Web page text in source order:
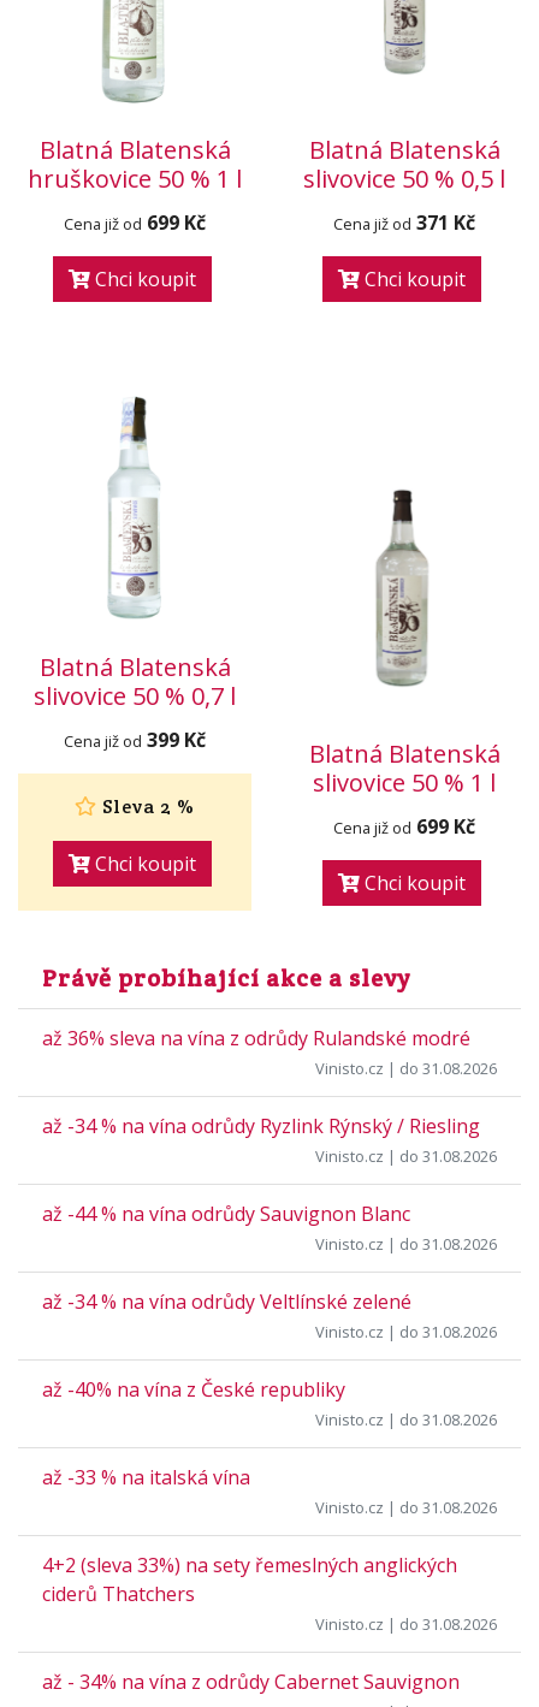
Blatná Blatenská
hruškovice 50 % 1 l
Cena již od 699 Kč
Chci koupit
Blatná Blatenská
slivovice 50 % 0,5 l
Cena již od 371 Kč
Chci koupit
Blatná Blatenská
slivovice 50 % 0,7 l
Cena již od 399 Kč
Sleva 2 %
Chci koupit
Blatná Blatenská
slivovice 50 % 1 l
Cena již od 699 Kč
Chci koupit
Právě probíhající akce a slevy
až 36% sleva na vína z odrůdy Rulandské modré
Vinisto.cz | do 31.08.2026
až -34 % na vína odrůdy Ryzlink Rýnský / Riesling
Vinisto.cz | do 31.08.2026
až -44 % na vína odrůdy Sauvignon Blanc
Vinisto.cz | do 31.08.2026
až -34 % na vína odrůdy Veltlínské zelené
Vinisto.cz | do 31.08.2026
až -40% na vína z České republiky
Vinisto.cz | do 31.08.2026
až -33 % na italská vína
Vinisto.cz | do 31.08.2026
4+2 (sleva 33%) na sety řemeslných anglických
ciderů Thatchers
Vinisto.cz | do 31.08.2026
až - 34% na vína z odrůdy Cabernet Sauvignon